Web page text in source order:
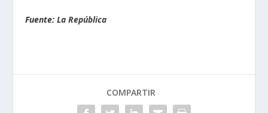
Fuente:La República
COMPARTIR